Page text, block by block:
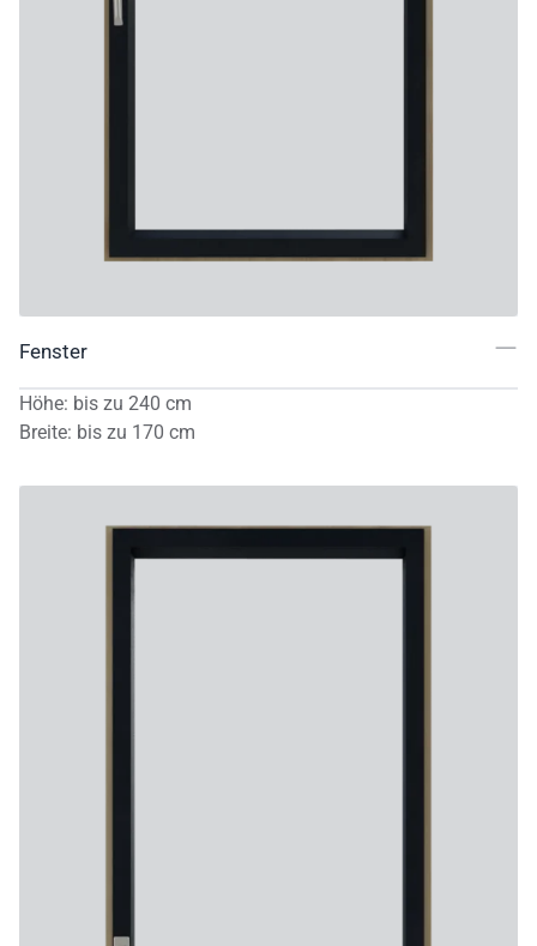
Fenster
Höhe: bis zu 240 cm
Breite: bis zu 170 cm